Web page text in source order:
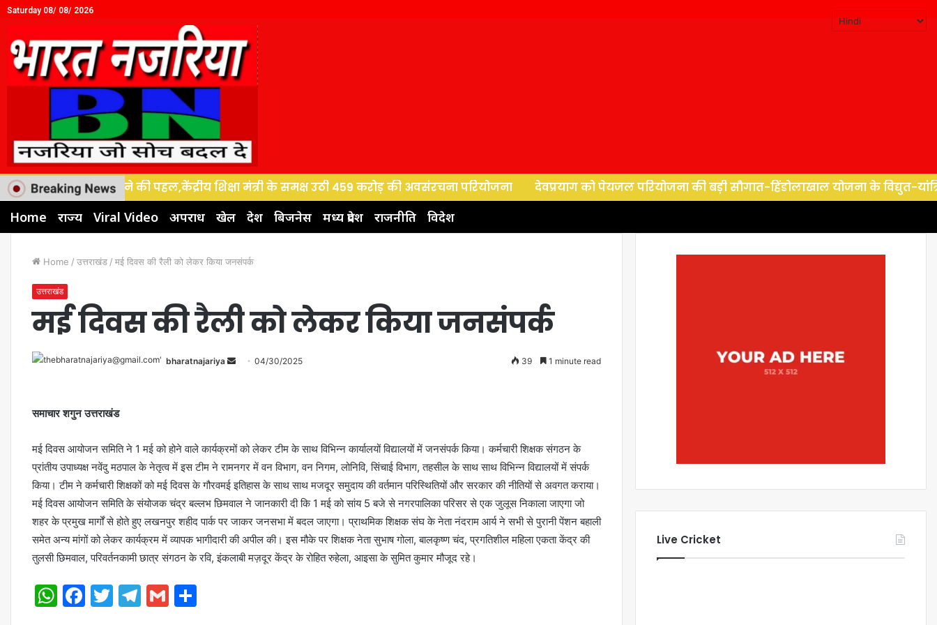
Saturday 08/ 08/ 2026
को नई गति देने की पहल,केंद्रीय शिक्षा मंत्री के समक्ष उठी 459 करोड़ की अवसंरचना परियोजना देवप्रयाग को पेयजल परियोजना की बड़ी सौगात-हिंडोलाखाल योजना के विद्युत-यांत्रिक
Home राज्य Viral Video अपराध खेल देश बिजनेस मध्य प्रदेश राजनीति विदेश
Home / उत्तराखंड / मई दिवस की रैली को लेकर किया जनसंपर्क
उत्तराखंड
मई दिवस की रैली को लेकर किया जनसंपर्क
bharatnajariya 04/30/2025 39 1 minute read
समाचार शगुन उत्तराखंड
मई दिवस आयोजन समिति ने 1 मई को होने वाले कार्यक्रमों को लेकर टीम के साथ विभिन्न कार्यालयों विद्यालयों में जनसंपर्क किया। कर्मचारी शिक्षक संगठन के
प्रांतीय उपाध्यक्ष नवेंदु मठपाल के नेतृत्व में इस टीम ने रामनगर में वन विभाग, वन निगम, लोनिवि, सिंचाई विभाग, तहसील के साथ साथ विभिन्न विद्यालयों में संपर्क
किया। टीम ने कर्मचारी शिक्षकों को मई दिवस के गौरवमई इतिहास के साथ साथ मजदूर समुदाय की वर्तमान परिस्थितियों और सरकार की नीतियों से अवगत कराया।
मई दिवस आयोजन समिति के संयोजक चंद्र बल्लभ छिमवाल ने जानकारी दी कि 1 मई को सांय 5 बजे से नगरपालिका परिसर से एक जुलूस निकाला जाएगा जो
शहर के प्रमुख मार्गों से होते हुए लखनपुर शहीद पार्क पर जाकर जनसभा में बदल जाएगा। प्राथमिक शिक्षक संघ के नेता नंदराम आर्य ने सभी से पुरानी पेंशन बहाली
समेत अन्य मांगों को लेकर कार्यक्रम में व्यापक भागीदारी की अपील की। इस मौके पर शिक्षक नेता सुभाष गोला, बालकृष्ण चंद, प्रगतिशील महिला एकता केंद्र की
तुलसी छिमवाल, परिवर्तनकामी छात्र संगठन के रवि, इंकलाबी मज़दूर केंद्र के रोहित रुहेला, आइसा के सुमित कुमार मौजूद रहे।
WhatsApp
Facebook
Twitter
Telegram
Gmail
Live Cricket